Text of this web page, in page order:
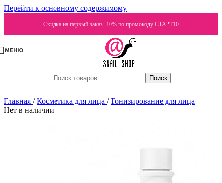
Перейти к основному содержимому
Скидка на первый заказ -10% по промокоду СТАРТ10
МЕНЮ
Поиск
Главная / Косметика для лица / Тонизирование для лица
Нет в наличии